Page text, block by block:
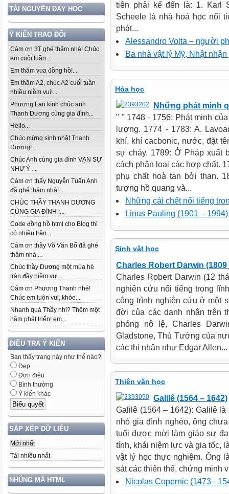
TÀI NGUYÊN DẠY HỌC
Ý KIẾN TRAO ĐỔI
Cám ơn 3T ghé thăm nhà! Chúc
em cuối tuần...
Em thăm vua đồng hồ!...
Em thăm A2, chúc A2 cuối tuần
nhiều niềm vui!...
Phương Lan kính chúc anh
Thanh Dương cùng gia đình...
Hello...
Chúc mừng sinh nhật Thanh
Dương!...
Chúc Anh cùng gia đình VẠN SỰ
NHƯ Ý ...
Cám ơn thấy Nguyễn Tuấn Anh
đã ghé thăm nhà!...
CHÚC THẦY THANH DƯƠNG
CÙNG GIA ĐÌNH :...
Code đồng hồ html cho Blog thì
có nhiều trên...
Cám ơn thầy Võ Văn Bổ đã ghé
thăm nhà,...
Chúc thầy Dương một mùa hè
tràn đầy niềm vui...
Cám ơn Phương Thanh nhé!
Chúc em luôn vui, khỏe...
Nhanh quá Thầy nhỉ? Thêm một
năm phát triển! em...
ĐIỀU TRA Ý KIẾN
Bạn thấy trang này như thế nào?
Đẹp
Đơn điệu
Bình thường
Ý kiến khác
SẮP XẾP DỮ LIỆU
Mới nhất
Tải nhiều nhất
NHÚNG MÃ HTML
tiên phải kể đến là: 1. Karl
Scheele là nhà hoá học nổi
phát...
Alessandro Volta – người
Ba nhà vật lý Mỹ, Nhật
Hóa học
Những phát minh
" " 1748 - 1756: Phát minh
lượng. 1774 - 1783: A.
khí, khí cacbonic, nước, đặt
sự cháy. 1789: Ở Pháp xuất
cách phân loại các hợp chất.
phụ chất hoà tan bởi than.
tượng hồ quang và...
Những cái chết nổi tiếng
Linus Pauling (1901 – 1994)
Sinh vật học
Charles Robert Darwin (1809
Charles Robert Darwin (12
nghiên cứu nổi tiếng trong
công trình nghiên cứu ở một
đời của các danh nhân trên
phóng nô lệ, Charles
Gladstone, Thủ Tướng của
các thi nhân như Edgar Allen...
Thiên văn học
Galilê (1564 – 1642)
Galilê (1564 – 1642): Galilê
nhỏ gia đình nghèo, ông
tuổi được mời làm giáo sư
tính, khái niệm lực và gia tốc,
vật lý học thực nghiệm. Ông
sát các thiên thể, chứng minh
Nicolas Copernic (1473 -